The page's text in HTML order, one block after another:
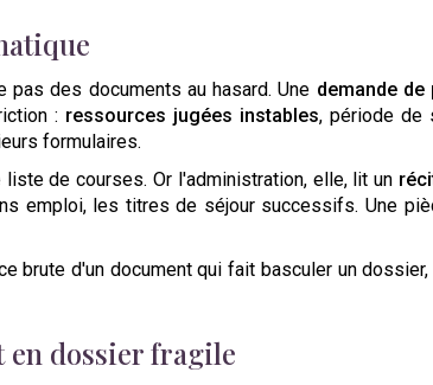
des documents au hasard. Une demande
: ressources jugées instables, période de
formulaires.
de courses. Or l'administration, elle, lit un
emploi, les titres de séjour successifs. Une
brute d'un document qui fait basculer un
dossier fragile